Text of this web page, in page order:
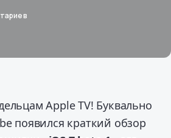
Apple TV! Буквально
появился краткий обзор